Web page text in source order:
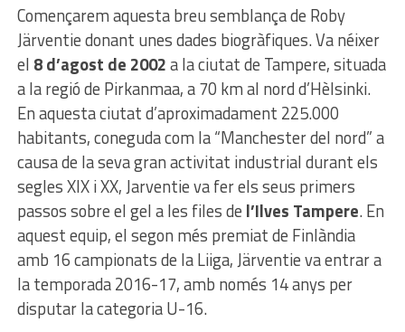
Començarem aquesta breu semblança de Roby
Järventie donant unes dades biogràfiques. Va néixer
el 8 d’agost de 2002a la ciutat de Tampere, situada
a la regió de Pirkanmaa, a 70 km al nord d’Hèlsinki.
En aquesta ciutat d’aproximadament 225.000
habitants, coneguda com la “Manchester del nord” a
causa de la seva gran activitat industrial durant els
segles XIX i XX, Jarventie va fer els seus primers
passos sobre el gel a les files de l’Ilves Tampere. En
aquest equip, el segon més premiat de Finlàndia
amb 16 campionats de la Liiga, Järventie va entrar a
la temporada 2016-17, amb només 14 anys per
disputar la categoria U-16.